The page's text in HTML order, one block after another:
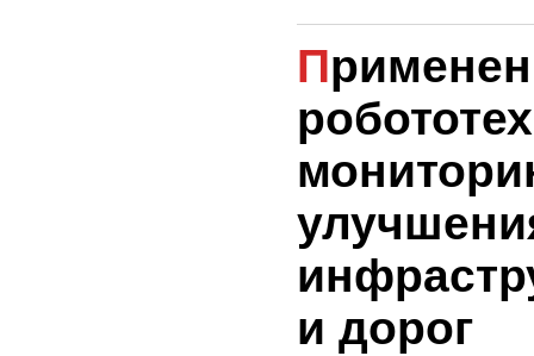
Применение
и дорог